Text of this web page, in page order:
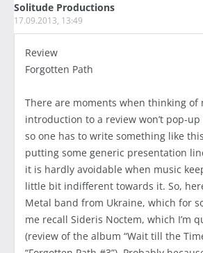
Solitude Productions
17.09.2013, 13:49
Review
Forgotten Path
There are moments when thinking of
introduction to a review won’t pop-
so one has to write something like
putting some generic presentation
it is hardly avoidable when music
little bit indifferent towards it. So,
Metal band from Ukraine, which for
me recall Sideris Noctem, which I’m
(review of the album “Wait till the